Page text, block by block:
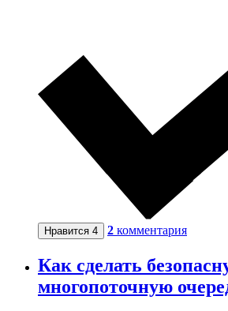
Нравится 4 2 комментария
Как сделать
многопоточную